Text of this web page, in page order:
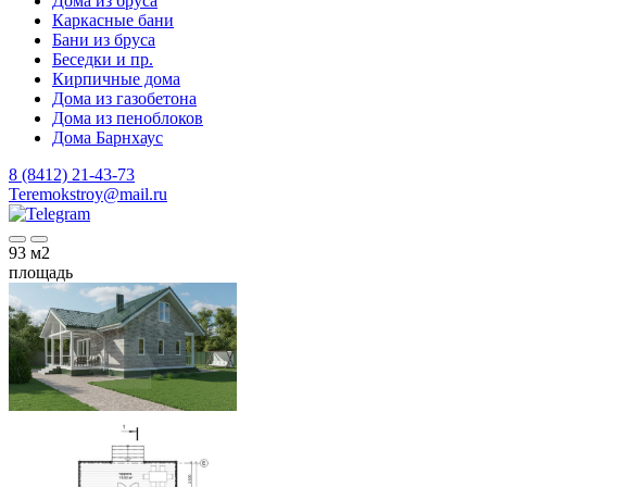
Каркасные бани
Бани из бруса
Беседки и пр.
Кирпичные дома
Дома из газобетона
Дома из пеноблоков
Дома Барнхаус
8 (8412) 21-43-73
Teremokstroy@mail.ru
93 м2
площадь